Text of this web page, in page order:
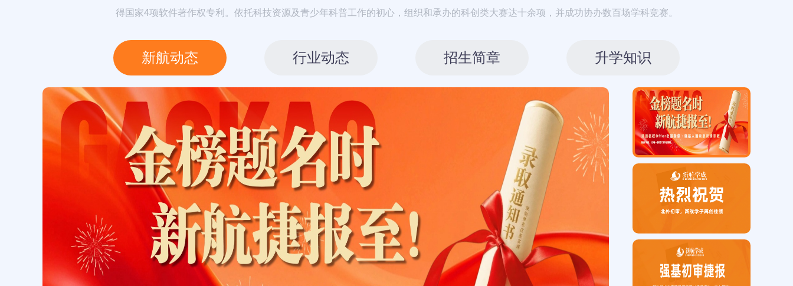
得国家4项软件著作权专利。依托科技资源及青少年科普工作的初心，组织和承办的科创类大赛达十余项，并成功协办数百场学科竞赛。
新航动态 行业动态 招生简章 升学知识